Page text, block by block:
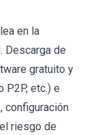
en la
Descarga de
gratuito y
etc.) e
configuración
riesgo de